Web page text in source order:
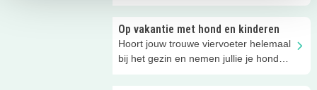
hondenvrij!
Op vakantie met hond en kinderen
Hoort jouw trouwe viervoeter helemaal
bij het gezin en nemen jullie je hond